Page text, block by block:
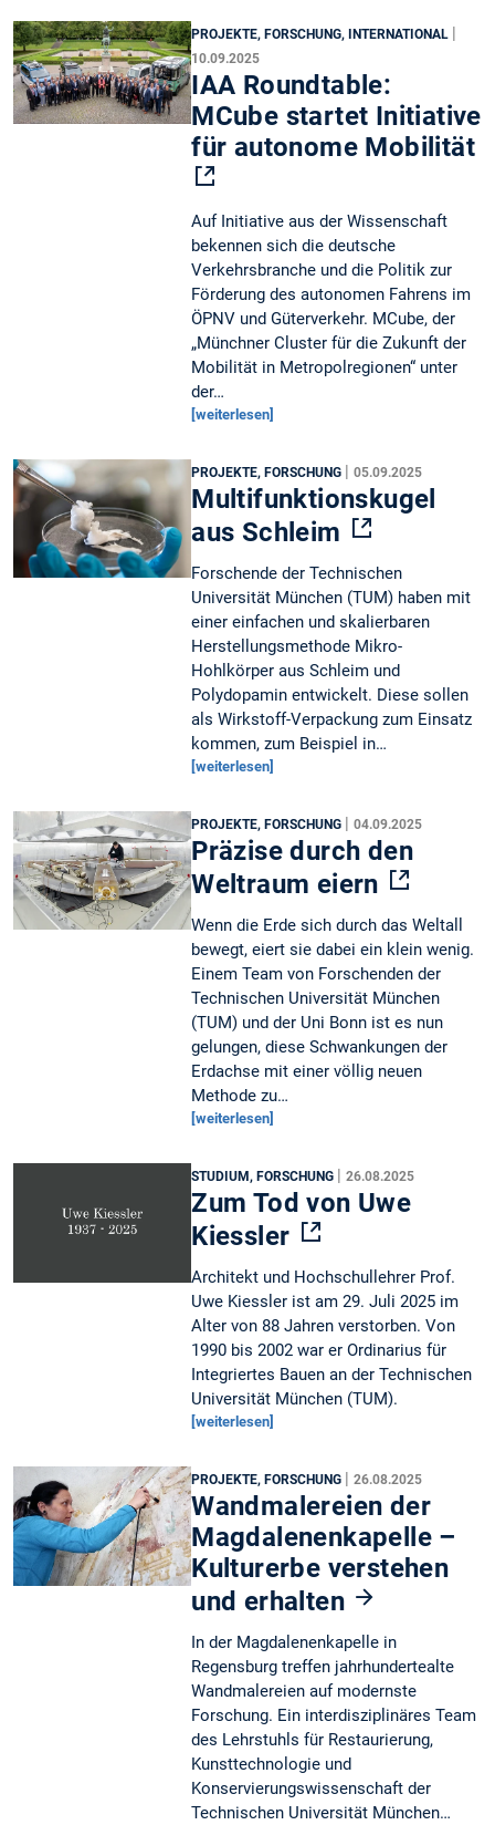
PROJEKTE, FORSCHUNG, INTERNATIONAL |
10.09.2025
IAA Roundtable:
MCube startet Initiative
für autonome Mobilität
Auf Initiative aus der Wissenschaft
bekennen sich die deutsche
Verkehrsbranche und die Politik zur
Förderung des autonomen Fahrens im
ÖPNV und Güterverkehr. MCube, der
„Münchner Cluster für die Zukunft der
Mobilität in Metropolregionen“ unter
der…
[weiterlesen]
PROJEKTE, FORSCHUNG |05.09.2025
Multifunktionskugel
aus Schleim
Forschende der Technischen
Universität München (TUM) haben mit
einer einfachen und skalierbaren
Herstellungsmethode Mikro-
Hohlkörper aus Schleim und
Polydopamin entwickelt. Diese sollen
als Wirkstoff-Verpackung zum Einsatz
kommen, zum Beispiel in…
[weiterlesen]
PROJEKTE, FORSCHUNG |04.09.2025
Präzise durch den
Weltraum eiern
Wenn die Erde sich durch das Weltall
bewegt, eiert sie dabei ein klein wenig.
Einem Team von Forschenden der
Technischen Universität München
(TUM) und der Uni Bonn ist es nun
gelungen, diese Schwankungen der
Erdachse mit einer völlig neuen
Methode zu…
[weiterlesen]
STUDIUM, FORSCHUNG |26.08.2025
Zum Tod von Uwe
Kiessler
Architekt und Hochschullehrer Prof.
Uwe Kiessler ist am 29. Juli 2025 im
Alter von 88 Jahren verstorben. Von
1990 bis 2002 war er Ordinarius für
Integriertes Bauen an der Technischen
Universität München (TUM).
[weiterlesen]
PROJEKTE, FORSCHUNG |26.08.2025
Wandmalereien der
Magdalenenkapelle –
Kulturerbe verstehen
und erhalten
In der Magdalenenkapelle in
Regensburg treffen jahrhundertealte
Wandmalereien auf modernste
Forschung. Ein interdisziplinäres Team
des Lehrstuhls für Restaurierung,
Kunsttechnologie und
Konservierungswissenschaft der
Technischen Universität München…